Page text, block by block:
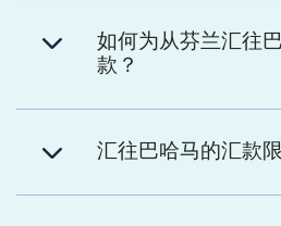
如何为从芬兰汇往
款？
汇往巴哈马的汇款